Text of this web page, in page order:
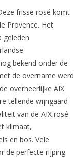
frisse rosé komt
Provence. Het
geleden
bekend onder de
de overname werd
overheerlijke AIX
tellende wijngaard
van de AIX rosé
klimaat,
en bos. Vele
de perfecte rijping